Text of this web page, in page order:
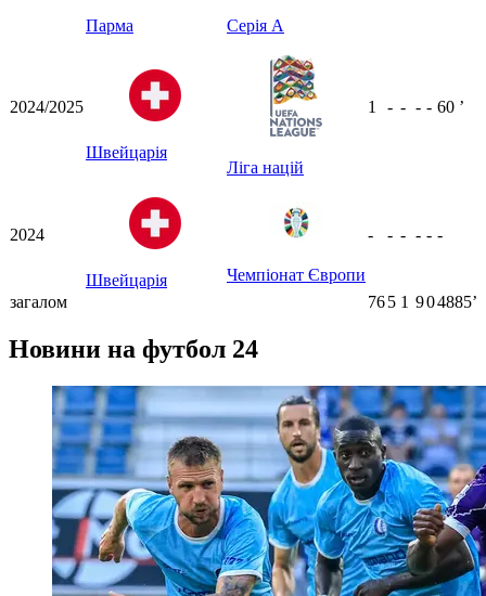
Парма Серія А
2024/2025
Швейцарія
Ліга націй
1 - - - - 60 ʼ
2024
Швейцарія Чемпіонат Європи
- - - - - -
загалом 765 1 904885ʼ
Новини на футбол 24